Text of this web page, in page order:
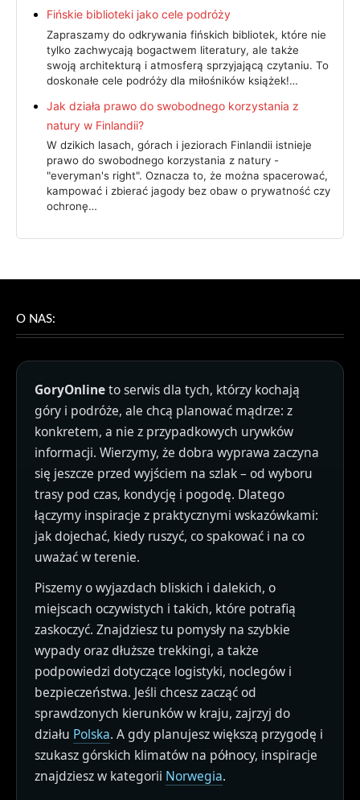
Fińskie biblioteki jako cele podróży
Zapraszamy do odkrywania fińskich bibliotek, które nie
tylko zachwycają bogactwem literatury, ale także
swoją architekturą i atmosferą sprzyjającą czytaniu. To
doskonałe cele podróży dla miłośników książek!…
Jak działa prawo do swobodnego korzystania z
natury w Finlandii?
W dzikich lasach, górach i jeziorach Finlandii istnieje
prawo do swobodnego korzystania z natury -
"everyman's right". Oznacza to, że można spacerować,
kampować i zbierać jagody bez obaw o prywatność czy
ochronę…
O NAS:
GoryOnlineto serwis dla tych, którzy kochają
góry i podróże, ale chcą planować mądrze: z
konkretem, a nie z przypadkowych urywków
informacji. Wierzymy, że dobra wyprawa zaczyna
się jeszcze przed wyjściem na szlak – od wyboru
trasy pod czas, kondycję i pogodę. Dlatego
łączymy inspiracje z praktycznymi wskazówkami:
jak dojechać, kiedy ruszyć, co spakować i na co
uważać w terenie.
Piszemy o wyjazdach bliskich i dalekich, o
miejscach oczywistych i takich, które potrafią
zaskoczyć. Znajdziesz tu pomysły na szybkie
wypady oraz dłuższe trekkingi, a także
podpowiedzi dotyczące logistyki, noclegów i
bezpieczeństwa. Jeśli chcesz zacząć od
sprawdzonych kierunków w kraju, zajrzyj do
działu Polska. A gdy planujesz większą przygodę i
szukasz górskich klimatów na północy, inspiracje
znajdziesz w kategorii Norwegia.